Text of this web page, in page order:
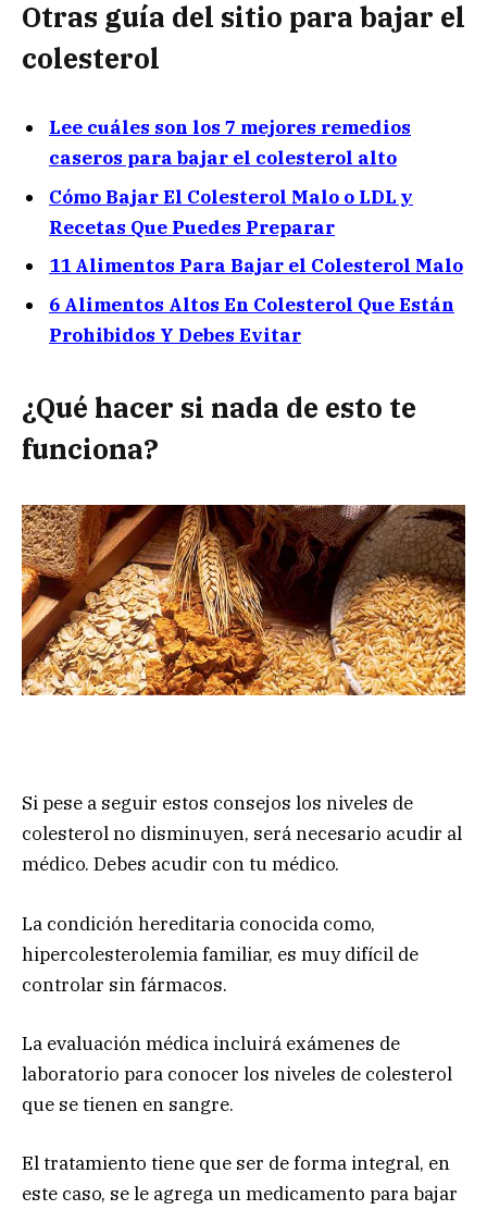
Otras guía del sitio para bajar el
colesterol
Lee cuáles son los 7 mejores remedios
caseros para bajar el colesterol alto
Cómo Bajar El Colesterol Malo o LDL y
Recetas Que Puedes Preparar
11 Alimentos Para Bajar el Colesterol Malo
6 Alimentos Altos En Colesterol Que Están
Prohibidos Y Debes Evitar
¿Qué hacer si nada de esto te
funciona?
Si pese a seguir estos consejos los niveles de
colesterol no disminuyen, será necesario acudir al
médico. Debes acudir con tu médico.
La condición hereditaria conocida como,
hipercolesterolemia familiar, es muy difícil de
controlar sin fármacos.
La evaluación médica incluirá exámenes de
laboratorio para conocer los niveles de colesterol
que se tienen en sangre.
El tratamiento tiene que ser de forma integral, en
este caso, se le agrega un medicamento para bajar